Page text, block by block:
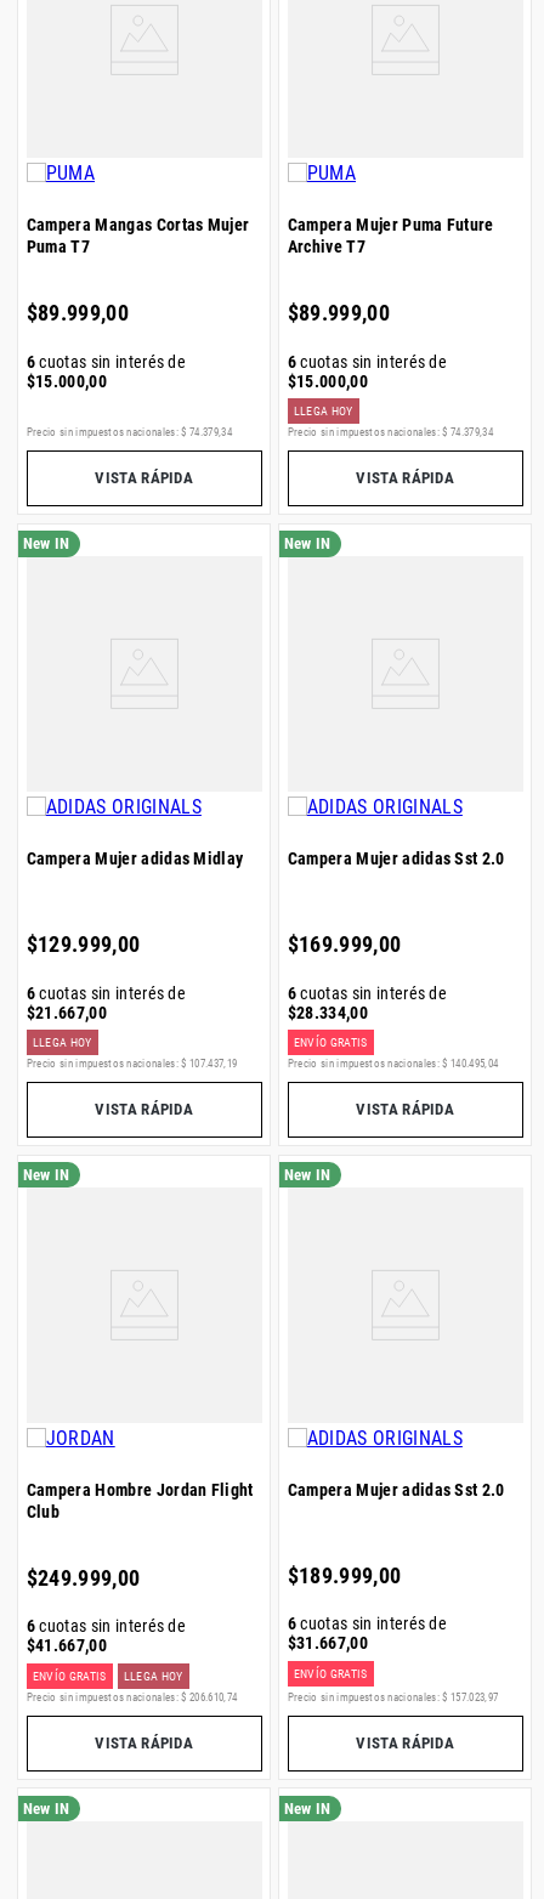
Campera Mangas Cortas Mujer
Puma T7
$89.999,00
6cuotas sin interés de
$15.000,00
Precio sin impuestos nacionales: $ 74.379,34
VISTA RÁPIDA
Campera Mujer Puma Future
Archive T7
$89.999,00
6cuotas sin interés de
$15.000,00
LLEGA HOY
Precio sin impuestos nacionales: $ 74.379,34
VISTA RÁPIDA
Campera Mujer adidas Midlay
$129.999,00
6cuotas sin interés de
$21 .667,00
LLEGA HOY
Precio sin impuestos nacionales: $ 107.437,19
VISTA RÁPIDA
Campera Mujer adidas Sst 2.0
$169.999,00
6cuotas sin interés de
$28.334,00
ENVÍO GRATIS
Precio sin impuestos nacionales: $ 140.495,04
VISTA RÁPIDA
Campera Hombre Jordan Flight
Club
$249.999,00
6cuotas sin interés de
$41 .667,00
ENVÍO GRATIS LLEGA HOY
Precio sin impuestos nacionales: $ 206.610 74
VISTA RÁPIDA
Campera Mujer adidas Sst 2.0
$189.999,00
6cuotas sin interés de
$31 .667,00
ENVÍO GRATIS
Precio sin impuestos nacionales: $ 157.023 97
VISTA RÁPIDA